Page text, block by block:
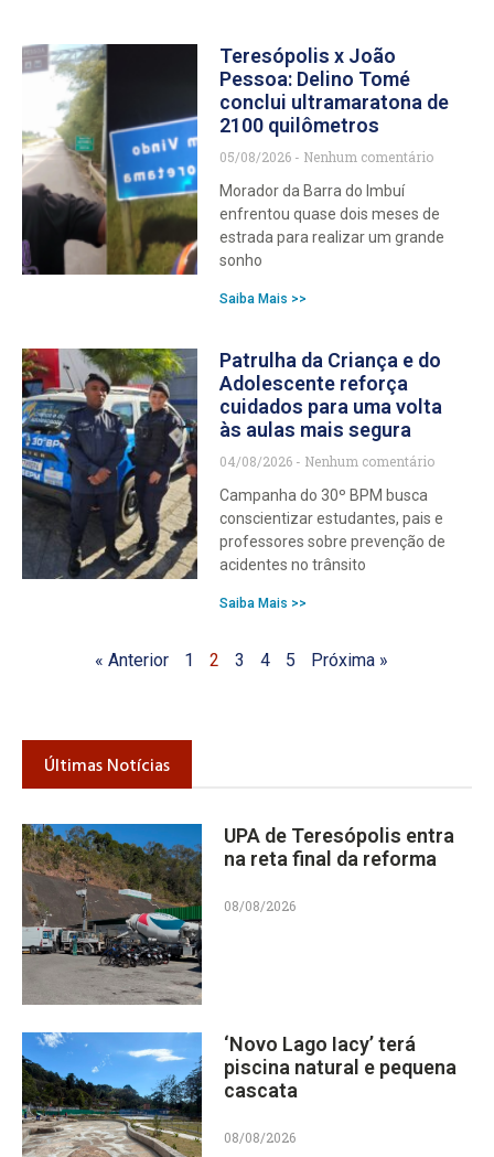
Teresópolis x João
Pessoa: Delino Tomé
conclui ultramaratona de
2100 quilômetros
05/08/2026
Nenhum comentário
Morador da Barra do Imbuí
enfrentou quase dois meses de
estrada para realizar um grande
sonho
Saiba Mais >>
Patrulha da Criança e do
Adolescente reforça
cuidados para uma volta
às aulas mais segura
04/08/2026
Nenhum comentário
Campanha do 30º BPM busca
conscientizar estudantes, pais e
professores sobre prevenção de
acidentes no trânsito
Saiba Mais >>
« Anterior 1 2 3 4 5 Próxima »
Últimas Notícias
UPA de Teresópolis entra
na reta final da reforma
08/08/2026
‘Novo Lago Iacy’ terá
piscina natural e pequena
cascata
08/08/2026